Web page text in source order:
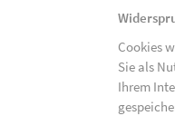
Cookies
Sie als
Ihrem